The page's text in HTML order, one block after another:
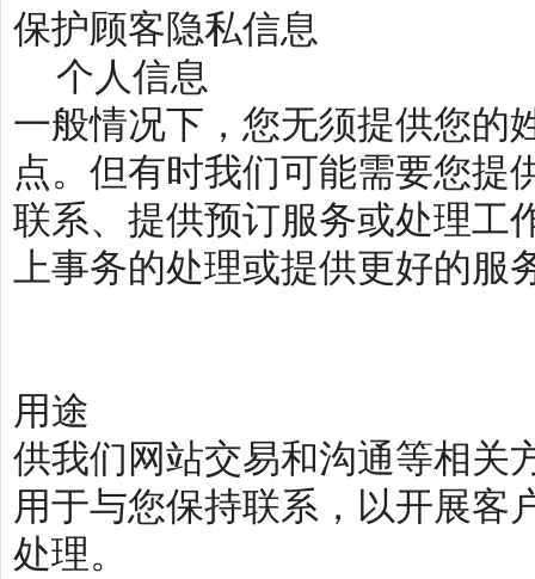
保护顾客隐私信息
个人信息
一般情况下，您无须提供您的
点。但有时我们可能需要您提
联系、提供预订服务或处理工
上事务的处理或提供更好的服
用途
供我们网站交易和沟通等相关
用于与您保持联系，以开展客
处理。